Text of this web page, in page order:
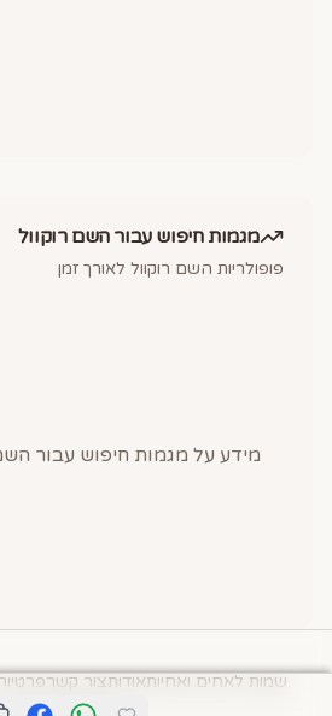
מגמות חיפוש עבור השםרוקוול
פופולריות השם רוקוול לאורך זמן
מידע על מגמות חיפוש עבור
שמות לאחים ואחיותאודותצור קשר
© תיבת השמות